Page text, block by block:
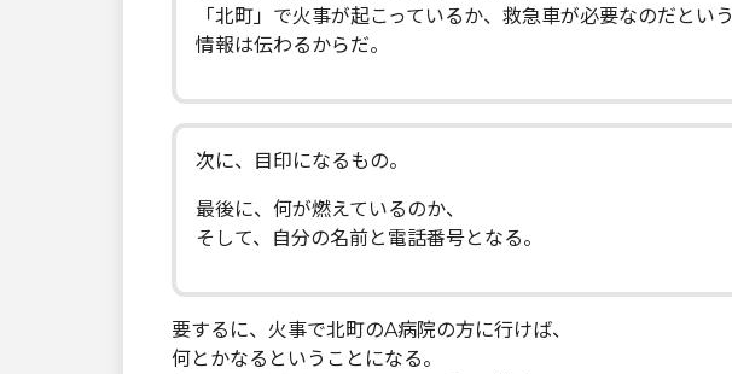
「北町」で火事が起こっているか、救急車が必要なのだという
情報は伝わるからだ。
次に、目印になるもの。
最後に、何が燃えているのか、
そして、自分の名前と電話番号となる。
要するに、火事で北町のA病院の方に行けば、
何とかなるということになる。